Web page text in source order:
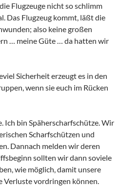
Flugzeuge nicht so schlimm
Das Flugzeug kommt, läßt die
also keine großen
… meine Güte … da hatten wir
Sicherheit erzeugt es in den
wenn sie euch im Rücken
Ich bin Späherscharfschütze. Wir
Scharfschützen und
Dannach melden wir deren
sollten wir dann soviele
wie möglich, damit unsere
Verluste vordringen können.